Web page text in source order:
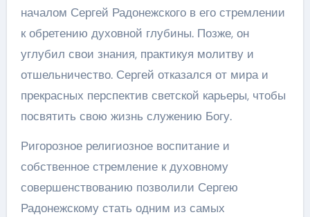
началом Сергей Радонежского в его стремлении
к обретению духовной глубины. Позже, он
углубил свои знания, практикуя молитву и
отшельничество. Сергей отказался от мира и
прекрасных перспектив светской карьеры, чтобы
посвятить свою жизнь служению Богу.
Ригорозное религиозное воспитание и
собственное стремление к духовному
совершенствованию позволили Сергею
Радонежскому стать одним из самых